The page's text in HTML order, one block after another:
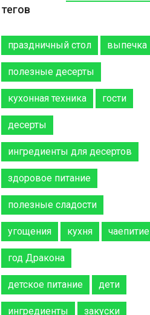
тегов
праздничный стол выпечка
полезные десерты
кухонная техника гости
десерты
ингредиенты для десертов
здоровое питание
полезные сладости
угощения кухня чаепитие
год Дракона
детское питание дети
ингредиенты закуски